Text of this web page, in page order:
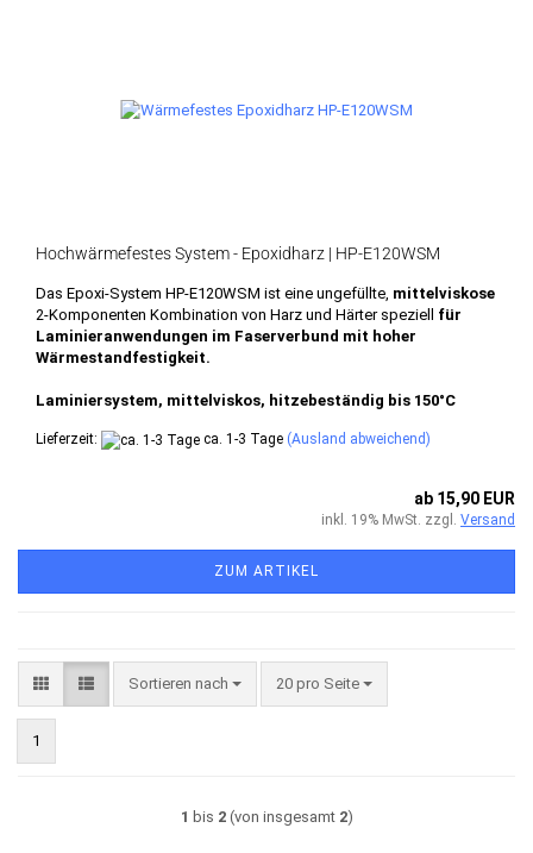
Hochwärmefestes System - Epoxidharz | HP-E120WSM
Das Epoxi-System HP-E120WSM ist eine ungefüllte, mittelviskose
2-Komponenten Kombination von Harz und Härter speziell
für
Laminieranwendungen im Faserverbund mit hoher
Wärmestandfestigkeit.
Laminiersystem, mittelviskos, hitzebeständig bis 150°C
Lieferzeit: ca. 1-3 Tage (Ausland abweichend)
ab 15,90 EUR
inkl. 19% MwSt. zzgl. Versand
ZUM ARTIKEL
Sortieren nach
Sortieren nach 20 pro Seite
pro Seite
1
1 bis 2(von insgesamt 2)